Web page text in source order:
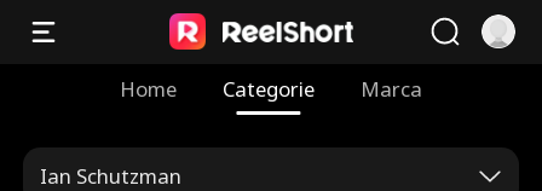
Home Categorie Marca
Ian Schutzman